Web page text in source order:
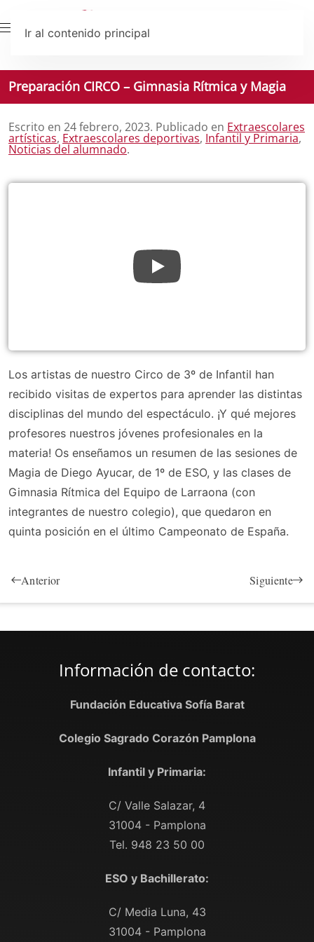
Ir al contenido principal
Preparación CIRCO – Gimnasia Rítmica y Magia
Escrito en 24 febrero, 2023. Publicado en Extraescolares
artísticas, Extraescolares deportivas, Infantil y Primaria,
Noticias del alumnado.
Los artistas de nuestro Circo de 3º de Infantil han
recibido visitas de expertos para aprender las distintas
disciplinas del mundo del espectáculo. ¡Y qué mejores
profesores nuestros jóvenes profesionales en la
materia! Os enseñamos un resumen de las sesiones de
Magia de Diego Ayucar, de 1º de ESO, y las clases de
Gimnasia Rítmica del Equipo de Larraona (con
integrantes de nuestro colegio), que quedaron en
quinta posición en el último Campeonato de España.
Anterior Siguiente
Información de contacto:
Fundación Educativa Sofía Barat
Colegio Sagrado Corazón Pamplona
Infantil y Primaria:
C/ Valle Salazar, 4
31004 - Pamplona
Tel. 948 23 50 00
ESO y Bachillerato:
C/ Media Luna, 43
31004 - Pamplona